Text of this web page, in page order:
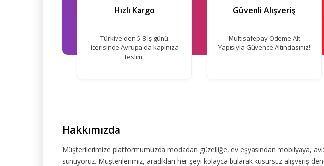
Hızlı Kargo
Türkiye'den 5-8 iş günü
içerisinde Avrupa'da kapınıza
teslim.
Güvenli Alışveriş
Multisafepay Ödeme Alt
Yapısıyla Güvence Altındasınız!
Hakkımızda
Müşterilerimize platformumuzda modadan güzelliğe, ev eşyasından mobilyaya,
sunuyoruz. Müşterilerimiz, aradıkları her şeyi kolayca bularak kusursuz alışveriş